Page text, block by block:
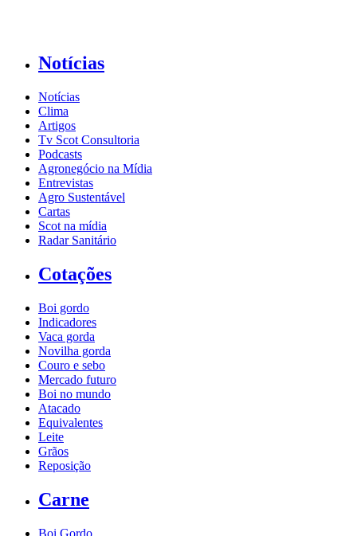
Notícias
Notícias
Clima
Artigos
Tv Scot Consultoria
Podcasts
Agronegócio na Mídia
Entrevistas
Agro Sustentável
Cartas
Scot na mídia
Radar Sanitário
Cotações
Boi gordo
Indicadores
Vaca gorda
Novilha gorda
Couro e sebo
Mercado futuro
Boi no mundo
Atacado
Equivalentes
Leite
Grãos
Reposição
Carne
Boi Gordo